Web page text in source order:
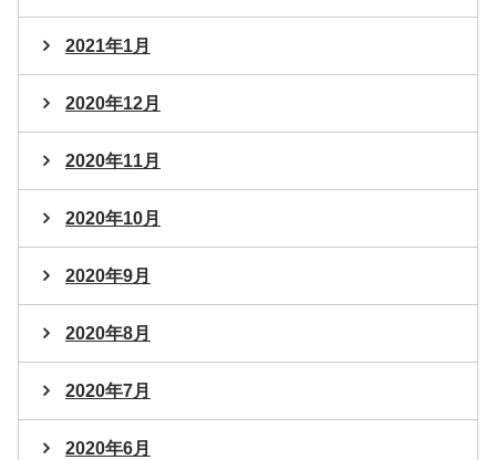
2021年1月
2020年12月
2020年11月
2020年10月
2020年9月
2020年8月
2020年7月
2020年6月